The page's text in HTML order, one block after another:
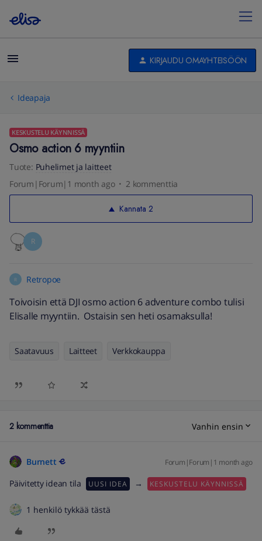
KIRJAUDU OMAYHTEISÖÖN
Ideapaja
KESKUSTELU KÄYNNISSÄ
Osmo action 6 myyntiin
Tuote: Puhelimet ja laitteet
Forum|Forum|1 month ago
2 kommenttia
Kannata 2
R
R Retropoe
Toivoisin että DJI osmo action 6 adventure combo tulisi
Elisalle myyntiin. Ostaisin sen heti osamaksulla!
Saatavuus Laitteet Verkkokauppa
2 kommenttia Vanhin ensin
Burnett Forum|Forum|1 month ago
Päivitetty idean tila UUSI IDEA → KESKUSTELU KÄYNNISSÄ
1 henkilö tykkää tästä